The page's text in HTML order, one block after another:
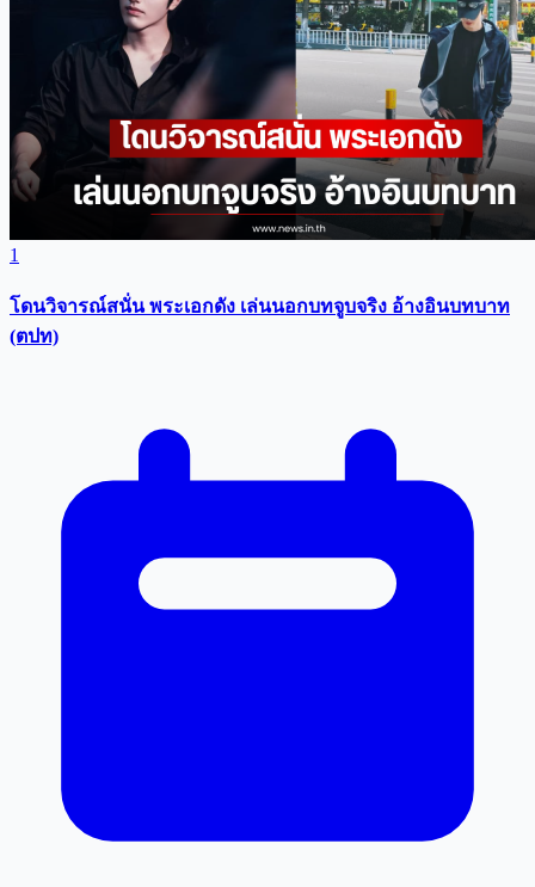
1
โดนวิจารณ์สนั่น พระเอกดัง เล่นนอกบทจูบจริง อ้างอินบทบาท
(ตปท)